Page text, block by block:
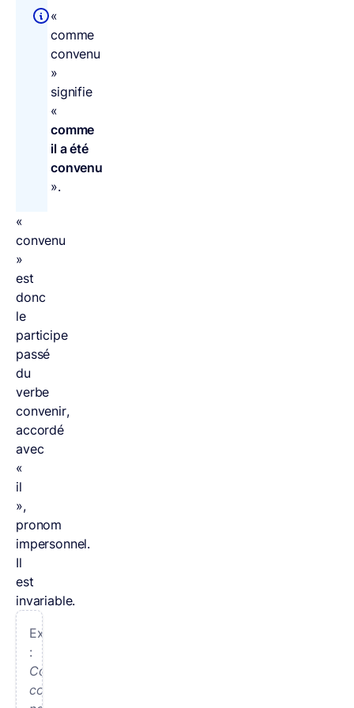
«
comme
convenu
»
signifie
«
comme
il a été
convenu
».
«
convenu
»
est
donc
le
participe
passé
du
verbe
convenir,
accordé
avec
«
il
»,
pronom
impersonnel.
Il
est
invariable.
Exemples
:
Comme
convenu,